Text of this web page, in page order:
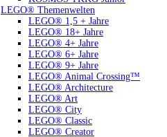
LEGO® Themenwelten
LEGO® 1,5 + Jahre
LEGO® 18+ Jahre
LEGO® 4+ Jahre
LEGO® 6+ Jahre
LEGO® 9+ Jahre
LEGO® Animal Crossing™
LEGO® Architecture
LEGO® Art
LEGO® City
LEGO® Classic
LEGO® Creator